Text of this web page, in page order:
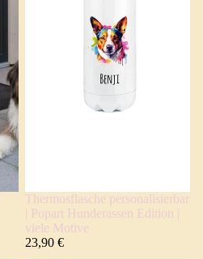
Thermosflasche personalisierbar
| Popart Hunderassen Edition |
viele Motive
23,90 €